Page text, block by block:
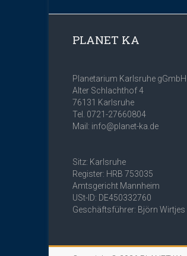
PLANET KA
Planetarium Karlsruhe gGmbH
Alter Schlachthof 4
76131 Karlsruhe
Tel. 0721-27660804
Mail: info@planet-ka.de
Sitz: Karlsruhe
Register: HRB 753035
Amtsgericht Mannheim
USt-ID: DE450332760
Geschäftsführer: Björn Wirtjes